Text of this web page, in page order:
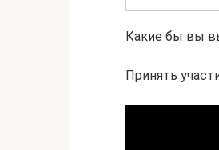
Какие бы вы
Принять